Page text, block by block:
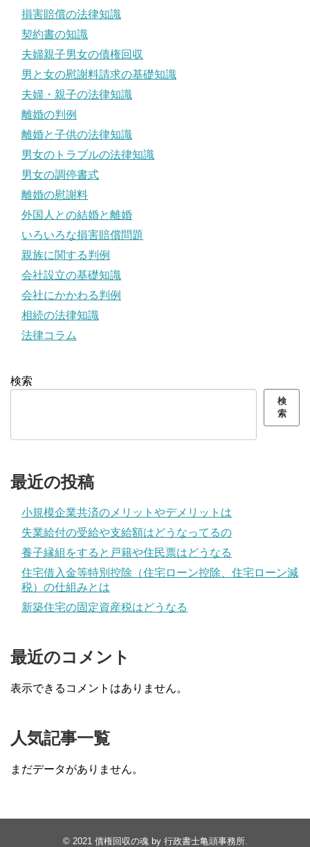
損害賠償の法律知識
契約書の知識
夫婦親子男女の債権回収
男と女の慰謝料請求の基礎知識
夫婦・親子の法律知識
離婚の判例
離婚と子供の法律知識
男女のトラブルの法律知識
男女の調停書式
離婚の慰謝料
外国人との結婚と離婚
いろいろな損害賠償問題
親族に関する判例
会社設立の基礎知識
会社にかかわる判例
相続の法律知識
法律コラム
検索
検
索
最近の投稿
小規模企業共済のメリットやデメリットは
失業給付の受給や支給額はどうなってるの
養子縁組をすると戸籍や住民票はどうなる
住宅借入金等特別控除（住宅ローン控除、住宅ローン減
税）の仕組みとは
新築住宅の固定資産税はどうなる
最近のコメント
表示できるコメントはありません。
人気記事一覧
まだデータがありません。
© 2021 債権回収の魂 by 行政書士亀頭事務所.